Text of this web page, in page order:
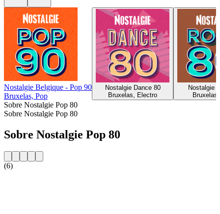
Nostalgie Belgique - Pop 90
Bruxelas, Pop
Nostalgie Dance 80
Bruxelas, Electro
Nostalgie
Sobre Nostalgie Pop 80
Sobre Nostalgie Pop 80
Sobre Nostalgie Pop 80
(6)